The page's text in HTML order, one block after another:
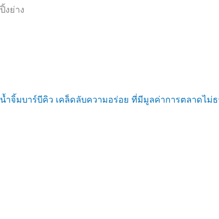
ปิ้งย่าง
น้ำจิ้มบาร์บีคิว เคล็ดลับความอร่อย ที่มีมูลค่าการตลาดไม่